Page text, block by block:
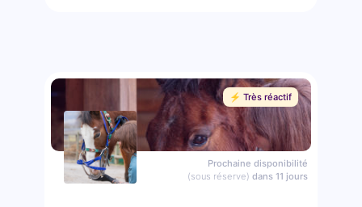
⚡️ Très réactif
Prochaine disponibilité
(sous réserve) dans 11 jours